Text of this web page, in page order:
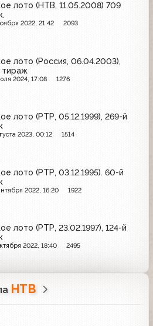
лото (НТВ, 11.05.2008) 709
2022, 21:42 2093
лото (Россия, 06.04.2003),
тираж
2024, 17:08 1276
лото (РТР, 05.12.1999), 269-й
2023, 00:12 1514
лото (РТР, 03.12.1995). 60-й
2022, 16:20 1922
лото (РТР, 23.02.1997), 124-й
2022, 18:40 2495
НТВ